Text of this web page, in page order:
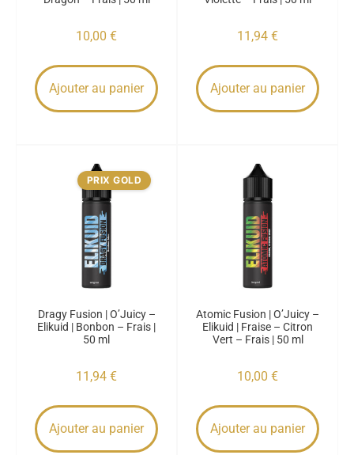
10,00 €
Ajouter au panier
11,94 €
Ajouter au panier
PRIX GOLD
Dragy Fusion | O’Juicy –
Elikuid | Bonbon – Frais |
50 ml
11,94 €
Ajouter au panier
Atomic Fusion | O’Juicy –
Elikuid | Fraise – Citron
Vert – Frais | 50 ml
10,00 €
Ajouter au panier